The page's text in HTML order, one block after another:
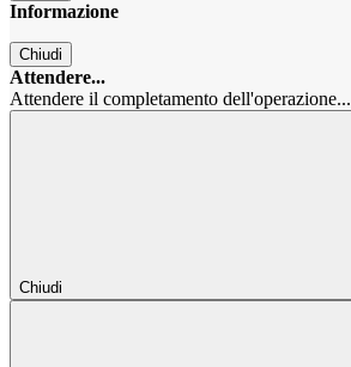
Informazione
Chiudi
Attendere...
Attendere il completamento dell'operazione...
Chiudi